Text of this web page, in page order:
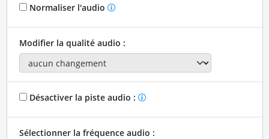
Normaliser l'audio
Modifier la qualité audio :
Désactiver la piste audio :
Sélectionner la fréquence audio :